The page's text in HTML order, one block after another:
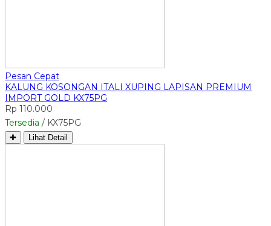
Pesan Cepat
KALUNG KOSONGAN ITALI XUPING LAPISAN PREMIUM
IMPORT GOLD KX75PG
Rp 110.000
Tersedia / KX75PG
✚ Lihat Detail